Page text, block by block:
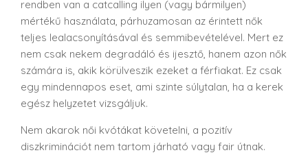
rendben van a catcalling ilyen (vagy bármilyen)
mértékű használata, párhuzamosan az érintett nők
teljes lealacsonyításával és semmibevételével. Mert ez
nem csak nekem degradáló és ijesztő, hanem azon nők
számára is, akik körülveszik ezeket a férfiakat. Ez csak
egy mindennapos eset, ami szinte súlytalan, ha a kerek
egész helyzetet vizsgáljuk.
Nem akarok női kvótákat követelni, a pozitív
diszkriminációt nem tartom járható vagy fair útnak.